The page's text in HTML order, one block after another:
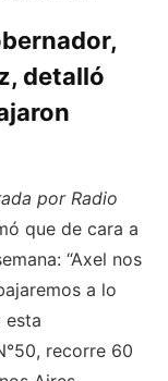
detalló
por Radio
que de cara a
“Axel nos
a lo
esta
recorre 60